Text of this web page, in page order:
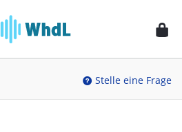
Stelle eine Frage